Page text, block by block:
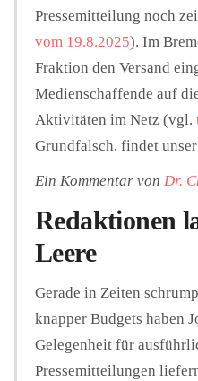
Pressemitteilung noch
vom 19.8.2025). Im
Fraktion den Versand
Medienschaffende auf
Aktivitäten im Netz (vgl.
Grundfalsch, findet
Ein Kommentar von Dr.
Redaktionen
Leere
Gerade in Zeiten
knapper Budgets haben
Gelegenheit für
Pressemitteilungen